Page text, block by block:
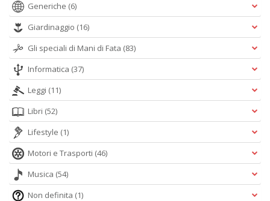
Generiche (6)
Giardinaggio (16)
Gli speciali di Mani di Fata (83)
Informatica (37)
Leggi (11)
Libri (52)
Lifestyle (1)
Motori e Trasporti (46)
Musica (54)
Non definita (1)